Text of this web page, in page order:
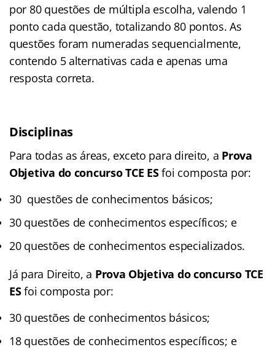
por 80 questões de múltipla escolha, valendo 1
ponto cada questão, totalizando 80 pontos. As
questões foram numeradas sequencialmente,
contendo 5 alternativas cada e apenas uma
resposta correta.
Disciplinas
Para todas as áreas, exceto para direito, a Prova
Objetiva do concurso TCE ESfoi composta por:
30 questões de conhecimentos básicos;
30 questões de conhecimentos específicos; e
20 questões de conhecimentos especializados.
Já para Direito, a Prova Objetiva doconcurso TCE
ESfoi composta por:
30 questões de conhecimentos básicos;
18 questões de conhecimentos específicos; e